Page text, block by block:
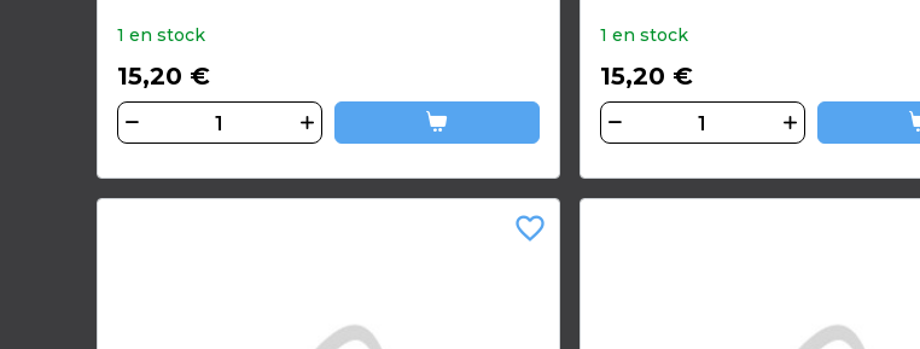
1 en stock
15,20 €
1 en stock
15,20 €
favorite_border